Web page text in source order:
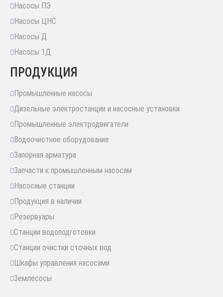
Насосы ПЭ
Насосы ЦНС
Насосы Д
Насосы 1Д
ПРОДУКЦИЯ
Промышленные насосы
Дизельные электростанции и насосные установки
Промышленные электродвигатели
Водоочистное оборудование
Запорная арматура
Запчасти к промышленным насосам
Насосные станции
Продукция в наличии
Резервуары
Станции водоподготовки
Станции очистки сточных вод
Шкафы управления насосами
Землесосы